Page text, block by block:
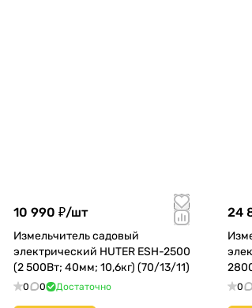
10 990 ₽/шт
Измельчитель садовый
электрический HUTER ESH-2500
(2 500Вт; 40мм; 10,6кг) (70/13/11)
0 0 Достаточно
24
0